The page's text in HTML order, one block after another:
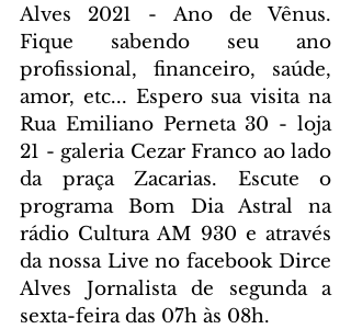
Alves 2021 - Ano de Vênus.
Fique sabendo seu ano
profissional, financeiro, saúde,
amor, etc... Espero sua visita na
Rua Emiliano Perneta 30 - loja
21 - galeria Cezar Franco ao lado
da praça Zacarias. Escute o
programa Bom Dia Astral na
rádio Cultura AM 930 e através
da nossa Live no facebook Dirce
Alves Jornalista de segunda a
sexta-feira das 07h às 08h.